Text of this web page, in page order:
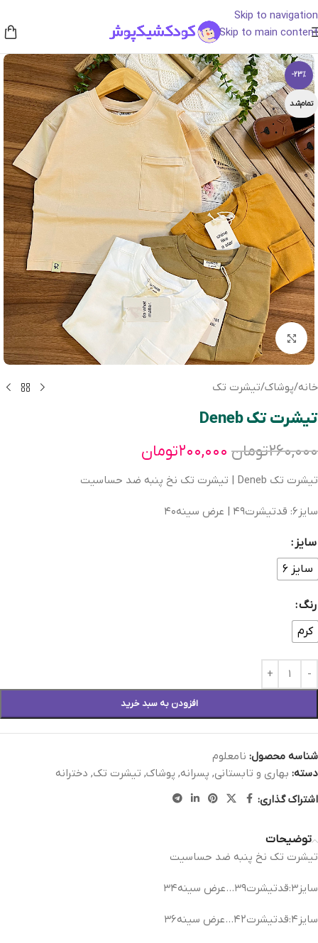
Skip to navigation
Skip to main content
-23%
تمام‌شد
بزرگنمایی تصویر
خانه/پوشاک/تیشرت تک
تیشرت تک Deneb
۲۶۰,۰۰۰تومان ۲۰۰,۰۰۰تومان
تیشرت تک Deneb | تیشرت تک نخ پنبه ضد حساسیت
سایز۶: قدتیشرت۴۹ | عرض سینه۴۰
سایز
سایز ۶
رنگ
کرم
افزودن به سبد خرید
شناسه محصول: نامعلوم
دسته: بهاری و تابستانی, پسرانه, پوشاک, تیشرت تک, دخترانه
اشتراک گذاری:
توضیحات
تیشرت تک نخ پنبه ضد حساسیت
سایز۳:قدتیشرت۳۹…عرض سینه۳۴
سایز۴:قدتیشرت۴۲…عرض سینه۳۶